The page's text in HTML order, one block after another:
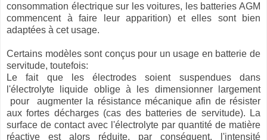
consommation électrique sur les voitures, les batteries AGM
commencent à faire leur apparition) et elles sont bien
adaptées à cet usage.
Certains modèles sont conçus pour un usage en batterie de
servitude, toutefois:
Le fait que les électrodes soient suspendues dans
l'électrolyte liquide oblige à les dimensionner largement
pour augmenter la résistance mécanique afin de résister
aux fortes décharges (cas des batteries de servitude). La
surface de contact avec l'électrolyte par quantité de matière
réactive est alors réduite, par conséquent, l'intensité